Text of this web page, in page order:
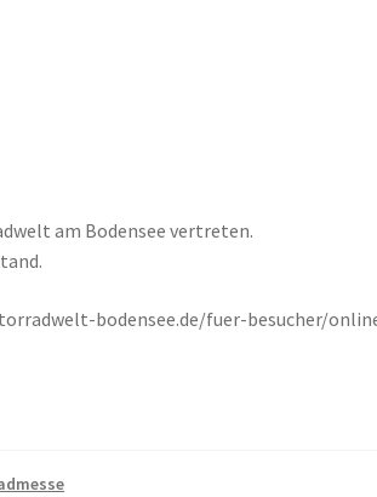
am Bodensee vertreten.
bodensee.de/fuer-besucher/